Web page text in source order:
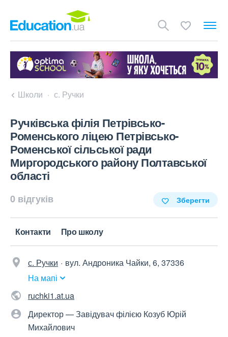
Школи с. Ручки
Ручківська філія Петрівсько-
Роменського ліцею Петрівсько-
Роменської сільської ради
Миргородського району Полтавської
області
0 відгуків Зберегти
Контакти Про школу
с. Ручки
вул. Андроника Чайки, 6, 37336
На мапі
ruchki1.at.ua
Директор — Завідувач філією Козуб Юрій
Михайлович